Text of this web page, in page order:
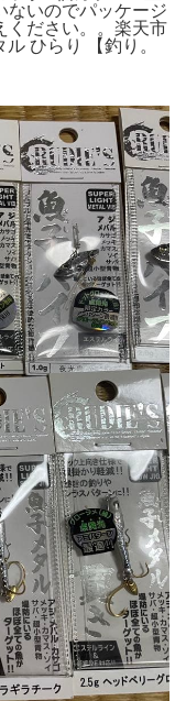
ないのでパッケージ
ください。。楽天市
ひらり 【釣り。